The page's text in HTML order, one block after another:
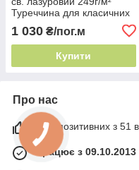
Туреччина для класичних
1 030 ₴/пог.м
Купити
Про нас
98% позитивних з 51
Працює з 09.10.2013